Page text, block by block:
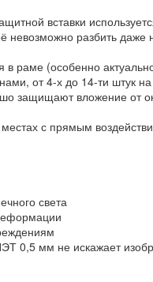
вставки
невозможно разбить даже
в раме (особенно
от 4-х до 14-ти штук
защищают вложение от
с прямым
света
0,5 мм не искажает